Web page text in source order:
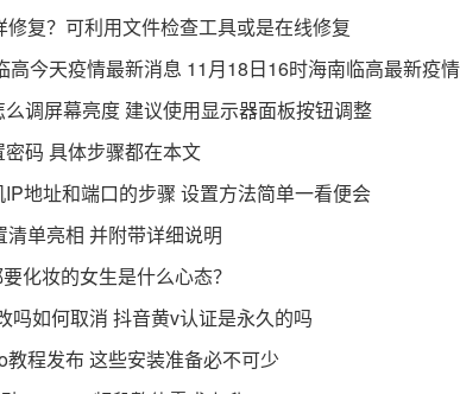
复？可利用文件检查工具或是在线修复
高今天疫情最新消息 11月18日16时海南临高最新疫
调屏幕亮度 建议使用显示器面板按钮调整
码 具体步骤都在本文
地址和端口的步骤 设置方法简单一看便会
单亮相 并附带详细说明
化妆的女生是什么心态？
吗如何取消 抖音黄v认证是永久的吗
程发布 这些安装准备必不可少